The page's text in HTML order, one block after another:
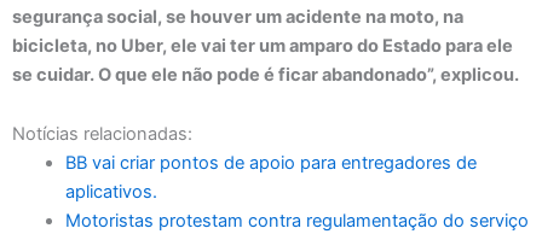
segurança social, se houver um acidente na moto, na
bicicleta, no Uber, ele vai ter um amparo do Estado para ele
se cuidar. O que ele não pode é ficar abandonado”, explicou.
Notícias relacionadas:
BB vai criar pontos de apoio para entregadores de
aplicativos.
Motoristas protestam contra regulamentação do serviço